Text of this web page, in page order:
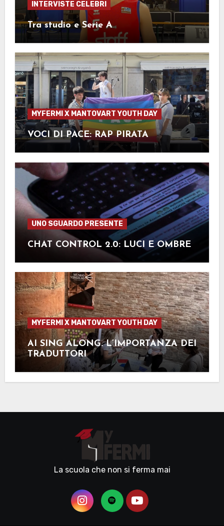
INTERVISTE CELEBRI
Tra studio e Serie A
MYFERMI X MANTOVART YOUTH DAY
VOCI DI PACE: RAP PIRATA
UNO SGUARDO PRESENTE
CHAT CONTROL 2.0: LUCI E OMBRE
MYFERMI X MANTOVART YOUTH DAY
AI SING ALONG. L’IMPORTANZA DEI
TRADUTTORI
La scuola che non si ferma mai